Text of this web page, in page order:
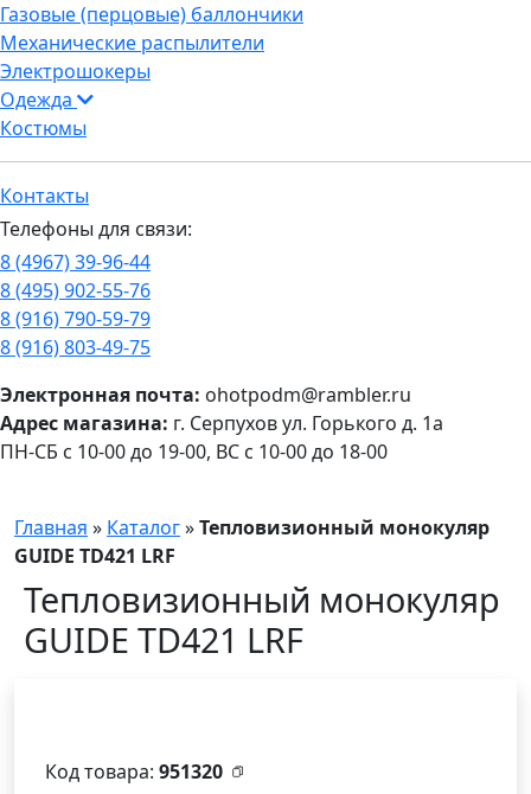
Газовые (перцовые) баллончики
Механические распылители
Электрошокеры
Одежда
Костюмы
Контакты
Телефоны для связи:
8 (4967) 39-96-44
8 (495) 902-55-76
8 (916) 790-59-79
8 (916) 803-49-75
ПН-СБ с 10-00 до 19-00, ВС с 10-00 до 18-00
Электронная почта: ohotpodm@rambler.ru
Адрес магазина: г. Серпухов ул. Горького д. 1а
Главная » Каталог»Тепловизионный монокуляр
GUIDE TD421 LRF
Тепловизионный монокуляр
GUIDE TD421 LRF
Код товара: 951320